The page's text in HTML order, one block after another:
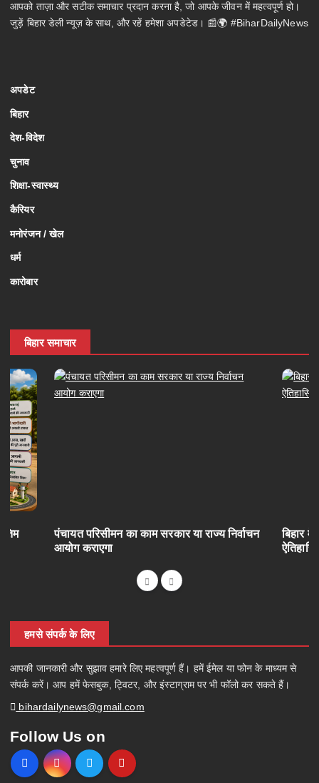
आपको ताज़ा और सटीक समाचार प्रदान करना है, जो आपके जीवन में महत्वपूर्ण हो।
जुड़ें बिहार डेली न्यूज़ के साथ, और रहें हमेशा अपडेटेड। 📰🌍 #BiharDailyNews
अपडेट
बिहार
देश-विदेश
चुनाव
शिक्षा-स्वास्थ्य
कैरियर
मनोरंजन / खेल
धर्म
कारोबार
बिहार समाचार
पंचायत परिसीमन का काम सरकार या राज्य निर्वाचन
आयोग कराएगा
बिहार
हमसे संपर्क के लिए
आपकी जानकारी और सुझाव हमारे लिए महत्वपूर्ण हैं। हमें ईमेल या फोन के माध्यम से
संपर्क करें। आप हमें फेसबुक, ट्विटर, और इंस्टाग्राम पर भी फॉलो कर सकते हैं।
bihardailynews@gmail.com
Follow Us on